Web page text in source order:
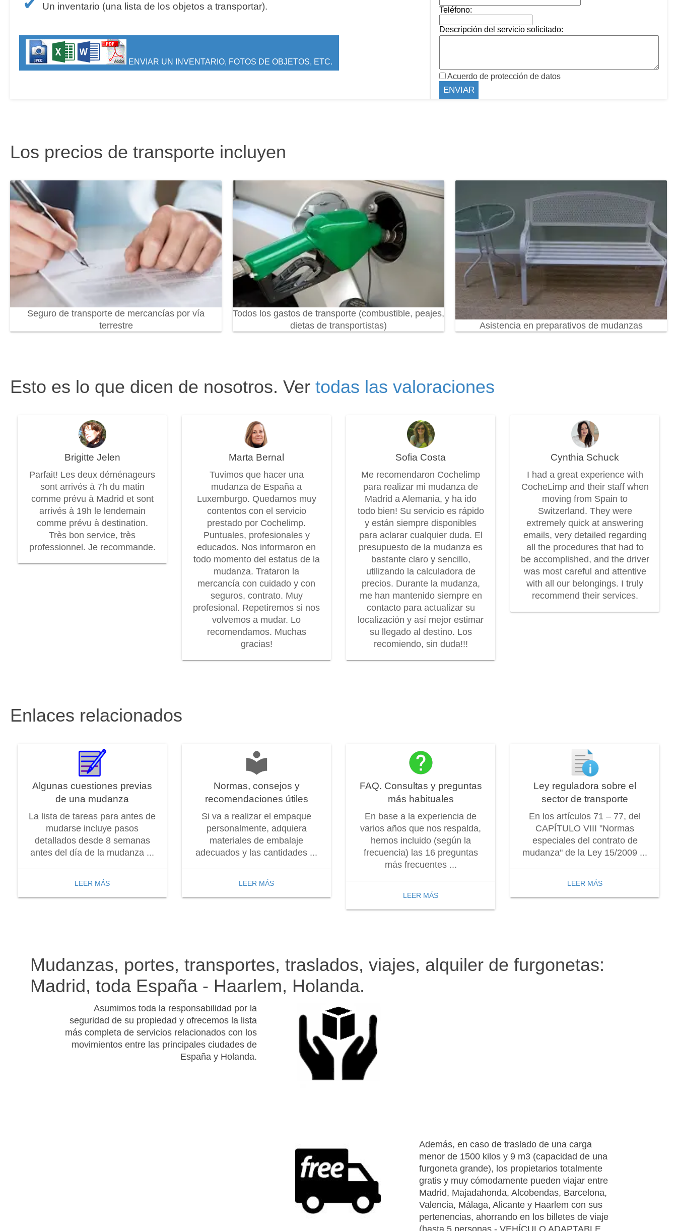
Un inventario (una lista de los objetos a transportar).
ENVIAR UN INVENTARIO, FOTOS DE OBJETOS, ETC.
Teléfono:
Descripción del servicio solicitado:
Acuerdo de protección de datos
Los precios de transporte incluyen
Seguro de transporte de mercancías por vía
terrestre
Todos los gastos de transporte (combustible, peajes,
dietas de transportistas)
Asistencia en preparativos de mudanzas
Esto es lo que dicen de nosotros. Ver todas las valoraciones
Brigitte Jelen
Parfait! Les deux déménageurs
sont arrivés à 7h du matin
comme prévu à Madrid et sont
arrivés à 19h le lendemain
comme prévu à destination.
Très bon service, très
professionnel. Je recommande.
Marta Bernal
Tuvimos que hacer una
mudanza de España a
Luxemburgo. Quedamos muy
contentos con el servicio
prestado por Cochelimp.
Puntuales, profesionales y
educados. Nos informaron en
todo momento del estatus de la
mudanza. Trataron la
mercancía con cuidado y con
seguros, contrato. Muy
profesional. Repetiremos si nos
volvemos a mudar. Lo
recomendamos. Muchas
gracias!
Sofia Costa
Me recomendaron Cochelimp
para realizar mi mudanza de
Madrid a Alemania, y ha ido
todo bien! Su servicio es rápido
y están siempre disponibles
para aclarar cualquier duda. El
presupuesto de la mudanza es
bastante claro y sencillo,
utilizando la calculadora de
precios. Durante la mudanza,
me han mantenido siempre en
contacto para actualizar su
localización y así mejor estimar
su llegado al destino. Los
recomiendo, sin duda!!!
Cynthia Schuck
I had a great experience with
CocheLimp and their staff when
moving from Spain to
Switzerland. They were
extremely quick at answering
emails, very detailed regarding
all the procedures that had to
be accomplished, and the driver
was most careful and attentive
with all our belongings. I truly
recommend their services.
Enlaces relacionados
Algunas cuestiones previas
de una mudanza
La lista de tareas para antes de
mudarse incluye pasos
detallados desde 8 semanas
antes del día de la mudanza ...
LEER MÁS
Normas, consejos y
recomendaciones útiles
Si va a realizar el empaque
personalmente, adquiera
materiales de embalaje
adecuados y las cantidades ...
LEER MÁS
FAQ. Consultas y preguntas
más habituales
En base a la experiencia de
varios años que nos respalda,
hemos incluido (según la
frecuencia) las 16 preguntas
más frecuentes ...
LEER MÁS
Ley reguladora sobre el
sector de transporte
En los artículos 71 – 77, del
CAPÍTULO VIII "Normas
especiales del contrato de
mudanza" de la Ley 15/2009 ...
LEER MÁS
Mudanzas, portes, transportes, traslados, viajes, alquiler de furgonetas:
Madrid, toda España - Haarlem, Holanda.
Asumimos toda la responsabilidad por la
seguridad de su propiedad y ofrecemos la lista
más completa de servicios relacionados con los
movimientos entre las principales ciudades de
España y Holanda.
Además, en caso de traslado de una carga
menor de 1500 kilos y 9 m3 (capacidad de una
furgoneta grande), los propietarios totalmente
gratis y muy cómodamente pueden viajar entre
Madrid, Majadahonda, Alcobendas, Barcelona,
Valencia, Málaga, Alicante y Haarlem con sus
pertenencias, ahorrando en los billetes de viaje
(hasta 5 personas - VEHÍCULO ADAPTABLE.